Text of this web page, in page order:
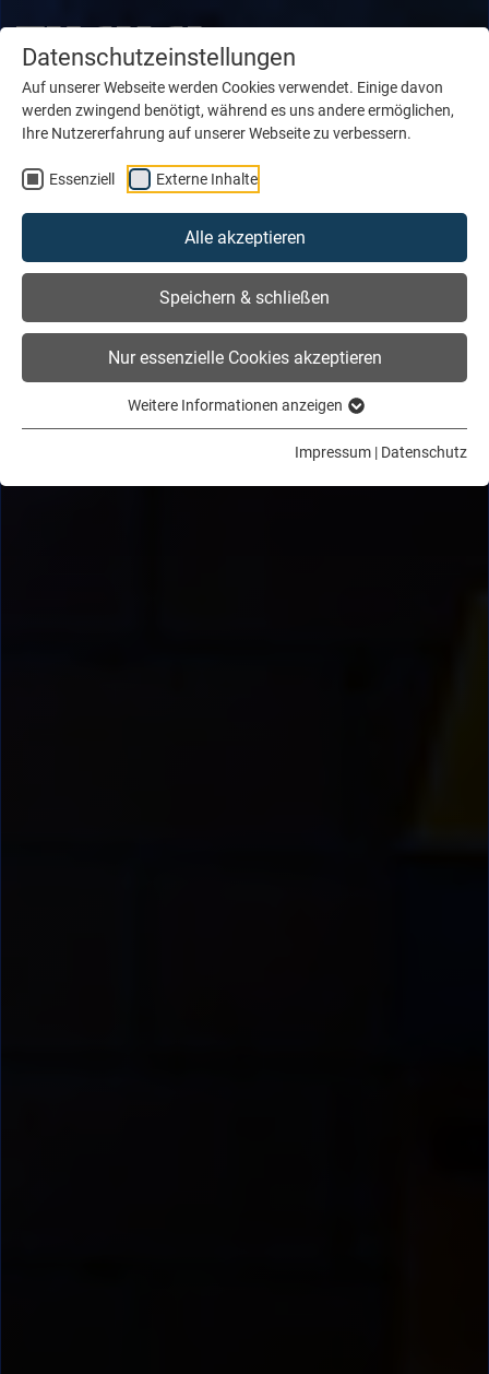
Datenschutzeinstellungen
Auf unserer Webseite werden Cookies verwendet. Einige davon
werden zwingend benötigt, während es uns andere ermöglichen,
Ihre Nutzererfahrung auf unserer Webseite zu verbessern.
Essenziell Externe Inhalte
Alle akzeptieren
Speichern & schließen
Nur essenzielle Cookies akzeptieren
Weitere Informationen anzeigen
Impressum | Datenschutz